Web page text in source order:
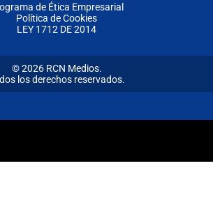
de Ética Empresarial
Política de Cookies
LEY 1712 DE 2014
© 2026 RCN Medios.
los derechos reservados.